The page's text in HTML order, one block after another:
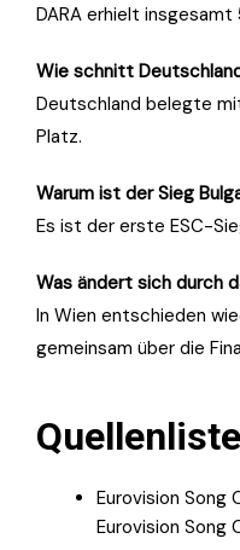
DARA erhielt insgesamt
Wie schnitt
Deutschland belegte mit
Platz.
Warum ist der Sieg
Es ist der erste ESC-
Was ändert sich durch
In Wien entschieden
gemeinsam über die
Quellenliste
Eurovision Song
Eurovision Song